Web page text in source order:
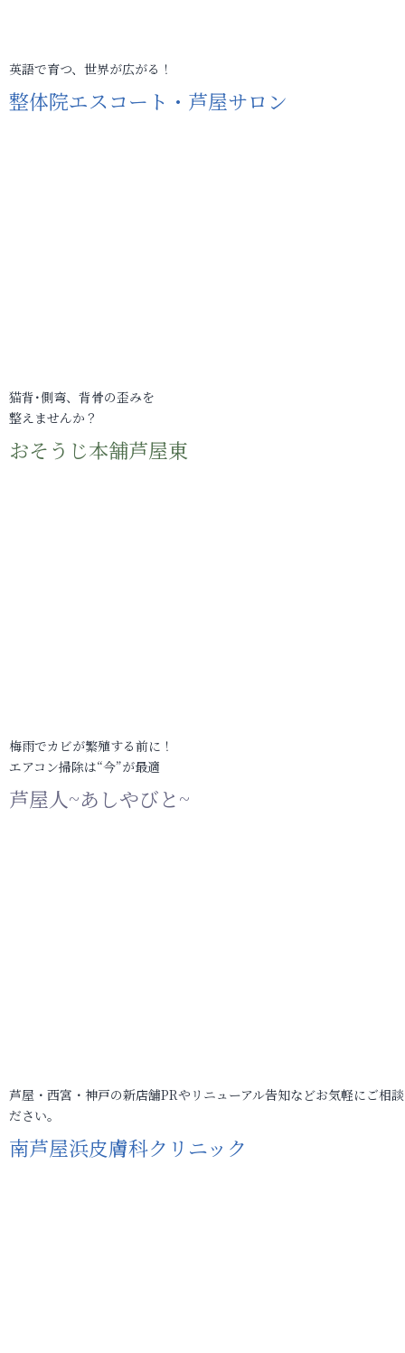
英語で育つ、世界が広がる！
整体院エスコート・芦屋サロン
猫背･側弯、背骨の歪みを
整えませんか？
おそうじ本舗芦屋東
梅雨でカビが繁殖する前に！
エアコン掃除は“今”が最適
芦屋人~あしやびと~
芦屋・西宮・神戸の新店舗PRやリニューアル告知などお気軽にご相
ださい。
南芦屋浜皮膚科クリニック